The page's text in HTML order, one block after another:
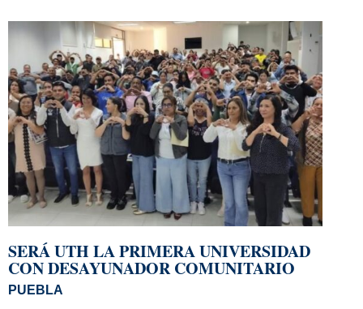
SERÁ UTH LA PRIMERA UNIVERSIDAD
CON DESAYUNADOR COMUNITARIO
PUEBLA